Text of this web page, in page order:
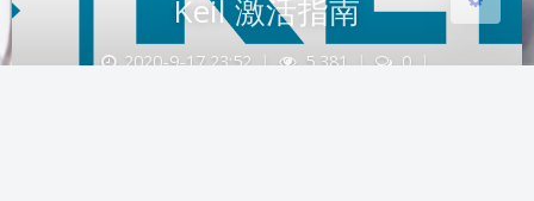
Keil 激活指南
2020-9-17 23:52 | 5,381 | 0 |